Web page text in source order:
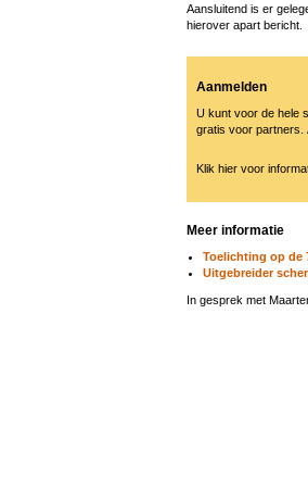
Aansluitend is er
hierover apart bericht.
Aanmelden
U kunt voor de hele
gratis voor partners.
Klik hier voor
Meer informatie
Toelichting op de
Uitgebreider
In gesprek met